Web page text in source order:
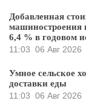
Добавленная
машиностроения
6,4 % в годовом
11:03 06 Авг 2026
Умное сельское
доставки еды
11:03 06 Авг 2026